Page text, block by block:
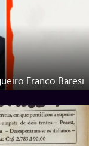
Franco Baresi